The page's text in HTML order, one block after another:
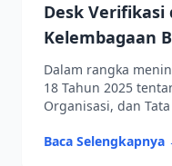
Desk Verifikasi
Kelembagaan
Dalam rangka
18 Tahun 2025
Organisasi, dan
Baca Selengkapnya